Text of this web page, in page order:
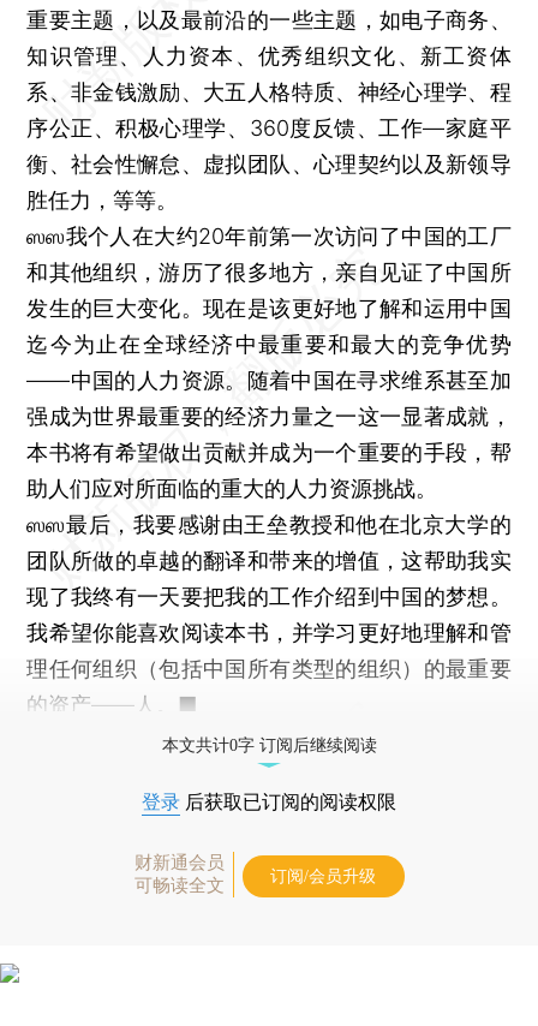
重要主题，以及最前沿的一些主题，如电子商务、
知识管理、人力资本、优秀组织文化、新工资体
系、非金钱激励、大五人格特质、神经心理学、程
序公正、积极心理学、360度反馈、工作—家庭平
衡、社会性懈怠、虚拟团队、心理契约以及新领导
胜任力，等等。
ஸஸ我个人在大约20年前第一次访问了中国的工厂
和其他组织，游历了很多地方，亲自见证了中国所
发生的巨大变化。现在是该更好地了解和运用中国
迄今为止在全球经济中最重要和最大的竞争优势
——中国的人力资源。随着中国在寻求维系甚至加
强成为世界最重要的经济力量之一这一显著成就，
本书将有希望做出贡献并成为一个重要的手段，帮
助人们应对所面临的重大的人力资源挑战。
ஸஸ最后，我要感谢由王垒教授和他在北京大学的
团队所做的卓越的翻译和带来的增值，这帮助我实
现了我终有一天要把我的工作介绍到中国的梦想。
我希望你能喜欢阅读本书，并学习更好地理解和管
理任何组织（包括中国所有类型的组织）的最重要
的资产——人。■
本文共计0字 订阅后继续阅读
登录 后获取已订阅的阅读权限
财新通会员
可畅读全文
订阅/会员升级